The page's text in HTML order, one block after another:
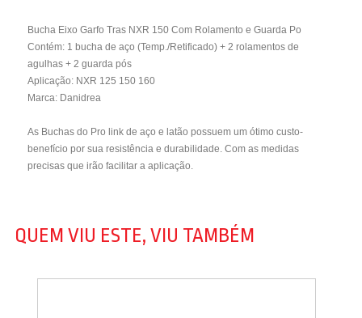
Bucha Eixo Garfo Tras NXR 150 Com Rolamento e Guarda Po
Contém: 1 bucha de aço (Temp./Retificado) + 2 rolamentos de
agulhas + 2 guarda pós
Aplicação: NXR 125 150 160
Marca: Danidrea
As Buchas do Pro link de aço e latão possuem um ótimo custo-
benefício por sua resistência e durabilidade. Com as medidas
precisas que irão facilitar a aplicação.
QUEM VIU ESTE, VIU TAMBÉM